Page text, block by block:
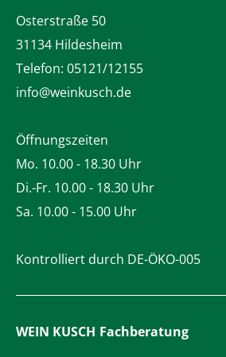
Osterstraße 50
31134 Hildesheim
Telefon: 05121/12155
info@weinkusch.de
Öffnungszeiten
Mo. 10.00 - 18.30 Uhr
Di.-Fr. 10.00 - 18.30 Uhr
Sa. 10.00 - 15.00 Uhr
Kontrolliert durch DE-ÖKO-005
WEIN KUSCH Fachberatung